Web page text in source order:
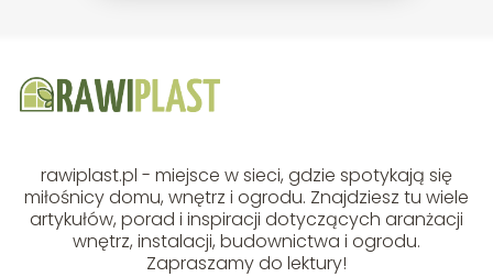
rawiplast.pl - miejsce w sieci, gdzie spotykają się
miłośnicy domu, wnętrz i ogrodu. Znajdziesz tu wiele
artykułów, porad i inspiracji dotyczących aranżacji
wnętrz, instalacji, budownictwa i ogrodu.
Zapraszamy do lektury!